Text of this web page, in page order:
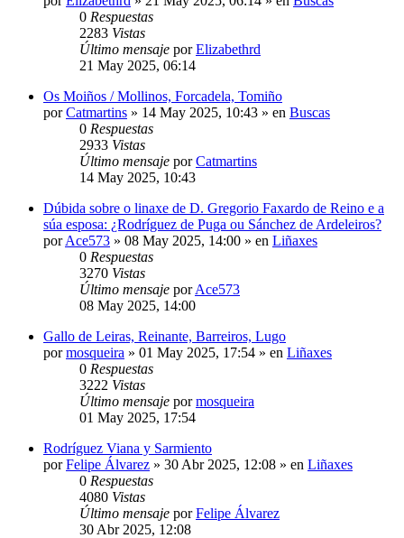
0 Respuestas
2283 Vistas
Último mensaje porElizabethrd
21 May 2025, 06:14
Os Moiños / Mollinos, Forcadela, Tomiño
porCatmartins » 14 May 2025, 10:43 » en Buscas
0 Respuestas
2933 Vistas
Último mensaje porCatmartins
14 May 2025, 10:43
Dúbida sobre o linaxe de D. Gregorio Faxardo de Reino e a
súa esposa: ¿Rodríguez de Puga ou Sánchez de Ardeleiros?
porAce573 » 08 May 2025, 14:00 » en Liñaxes
0 Respuestas
3270 Vistas
Último mensaje porAce573
08 May 2025, 14:00
Gallo de Leiras, Reinante, Barreiros, Lugo
pormosqueira » 01 May 2025, 17:54 » en Liñaxes
0 Respuestas
3222 Vistas
Último mensaje pormosqueira
01 May 2025, 17:54
Rodríguez Viana y Sarmiento
porFelipe Álvarez » 30 Abr 2025, 12:08 » en Liñaxes
0 Respuestas
4080 Vistas
Último mensaje porFelipe Álvarez
30 Abr 2025, 12:08